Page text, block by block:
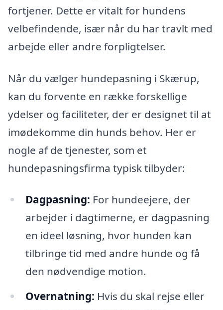
fortjener. Dette er vitalt for hundens
velbefindende, især når du har travlt med
arbejde eller andre forpligtelser.
Når du vælger hundepasning i Skærup,
kan du forvente en række forskellige
ydelser og faciliteter, der er designet til at
imødekomme din hunds behov. Her er
nogle af de tjenester, som et
hundepasningsfirma typisk tilbyder:
Dagpasning: For hundeejere, der
arbejder i dagtimerne, er dagpasning
en ideel løsning, hvor hunden kan
tilbringe tid med andre hunde og få
den nødvendige motion.
Overnatning: Hvis du skal rejse eller